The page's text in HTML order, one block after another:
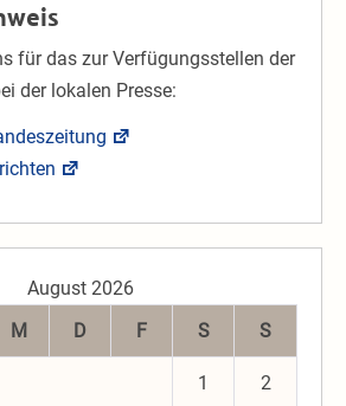
für das zur Verfügungsstellen der
der lokalen Presse:
August 2026
M D F S S
1 2